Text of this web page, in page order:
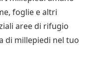
foglie e altri
aree di rifugio
di millepiedi nel tuo